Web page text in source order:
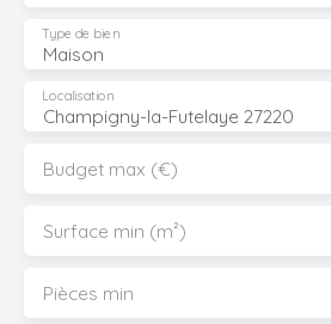
Maison
Type de bien
Champigny-la-Futelaye 27220
Localisation
Budget max (€)
Surface min (m²)
Pièces min